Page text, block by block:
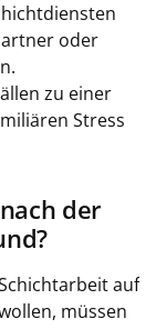
oder
zu einer
Stress
der
auf
müssen